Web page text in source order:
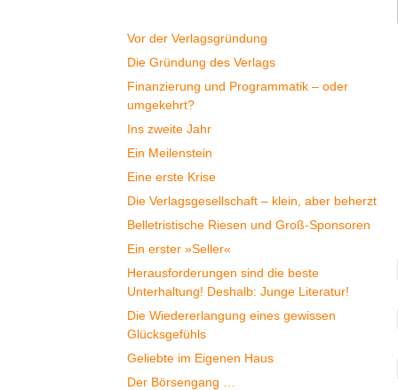
Vor der Verlagsgründung
Die Gründung des Verlags
Finanzierung und Programmatik – oder
umgekehrt?
Ins zweite Jahr
Ein Meilenstein
Eine erste Krise
Die Verlagsgesellschaft – klein, aber beherzt
Belletristische Riesen und Groß-Sponsoren
Ein erster »Seller«
Herausforderungen sind die beste
Unterhaltung! Deshalb: Junge Literatur!
Die Wiedererlangung eines gewissen
Glücksgefühls
Geliebte im Eigenen Haus
Der Börsengang …